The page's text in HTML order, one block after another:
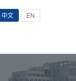
中文 EN